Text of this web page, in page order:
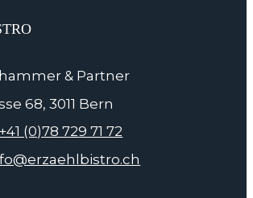
& Partner
68, 3011 Bern
+41 (0)78 729 71 72